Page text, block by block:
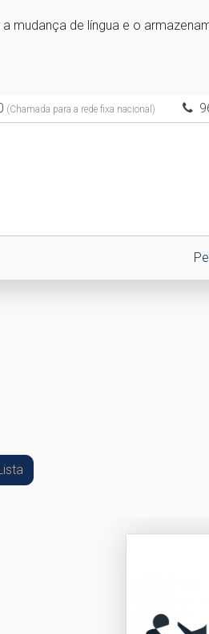
mudança de língua e o
(Chamada para a rede fixa nacional)